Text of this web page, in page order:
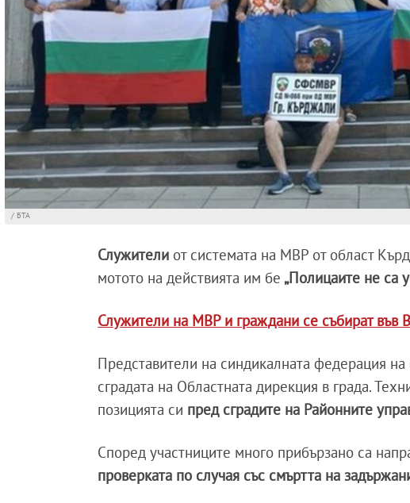
/ БТА
Служители от системата на МВР от област
мотото на действията им бе „Полицаите не са
Служители на МВР и граждани се събират във
Представители на синдикалната федерация
сградата на Областната дирекция в града.
позицията си пред сградите на Районните
Според участниците много прибързано са
проверката по случая със смъртта на